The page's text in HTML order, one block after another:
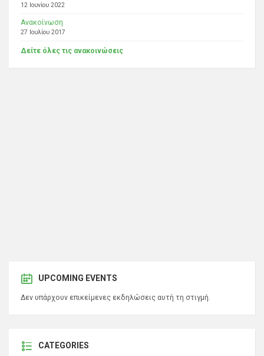
12 Ιουνίου 2022
Ανακοίνωση
27 Ιουλίου 2017
Δείτε όλες τις ανακοινώσεις
UPCOMING EVENTS
Δεν υπάρχουν επικείμενες εκδηλώσεις αυτή τη στιγμή.
CATEGORIES